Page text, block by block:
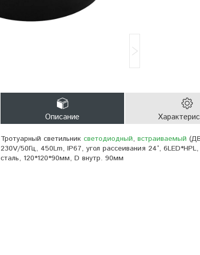
Описание
Тротуарный светильник светодиодный, встраиваемый
230V/50Гц, 450Lm, IP67, угол рассеивания 24°,
сталь, 120*120*90мм, D внутр. 90мм